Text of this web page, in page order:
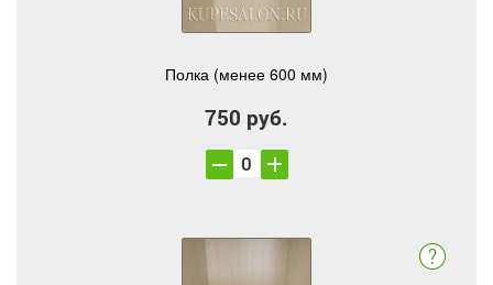
Полка (менее 600 мм)
750 руб.